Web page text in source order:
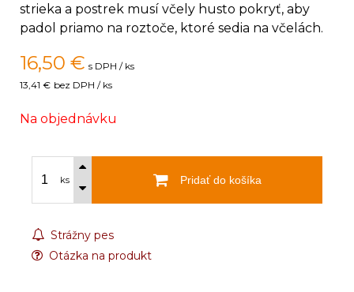
strieka a postrek musí včely husto pokryť, aby
padol priamo na roztoče, ktoré sedia na včelách.
16,50 € s DPH / ks
13,41 € bez DPH / ks
Na objednávku
ks Pridať do košíka
Strážny pes
Otázka na produkt